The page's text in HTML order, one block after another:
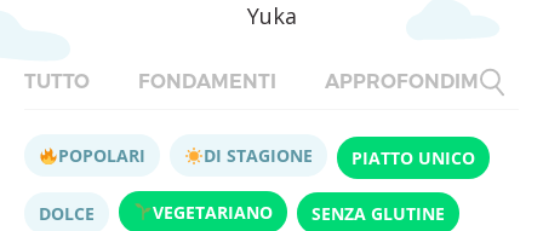
Yuka
TUTTO FONDAMENTI APPROFONDIMENTI
POPOLARI DI STAGIONE PIATTO UNICO
DOLCE VEGETARIANO SENZA GLUTINE